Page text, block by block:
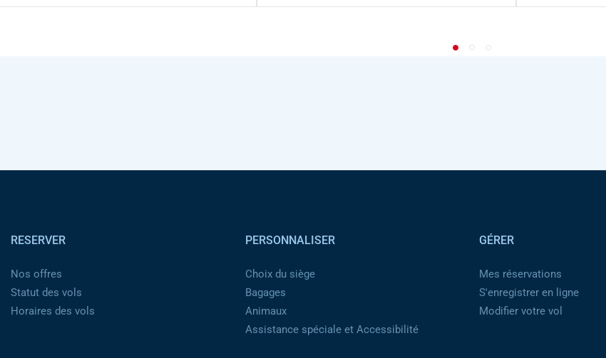
RESERVER
Nos offres
Statut des vols
Horaires des vols
PERSONNALISER
Choix du siège
Bagages
Animaux
Assistance spéciale et Accessibilité
GÉRER
Mes réservations
S'enregistrer en ligne
Modifier votre vol